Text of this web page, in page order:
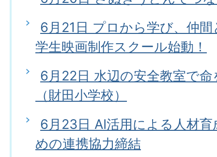
6月21日 プロから学び、仲
学生映画制作スクール始動！
6月22日 水辺の安全教室で
（財田小学校）
6月23日 AI活用による人材
めの連携協力締結